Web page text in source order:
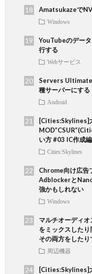
Amatsukazeで
Windows
YouTubeのデー
行する
Webサービス
Servers Ultimate
種サーバーにする
Android
[Cities:Skylines]
い方 #03 IC作成
Cities:Skylines
Chrome向け広告
Adblockerと
強かもしれない
Windows
マルチオーディ
をミックスした
その両方をしたり
周辺機器
[Cities:Skylines]